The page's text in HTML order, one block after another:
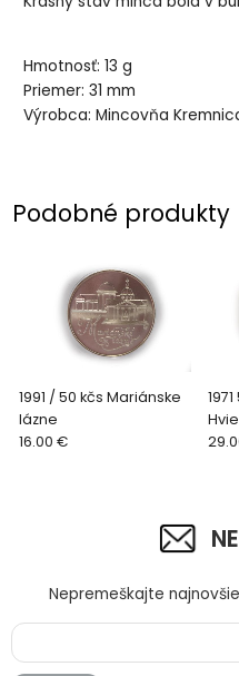
Hmotnosť: 13 g
Priemer: 31 mm
Výrobca: Mincovňa
Podobné produkty
1991 / 50 kčs Mariánske
lázne
16.00 €
Nepremeškajte